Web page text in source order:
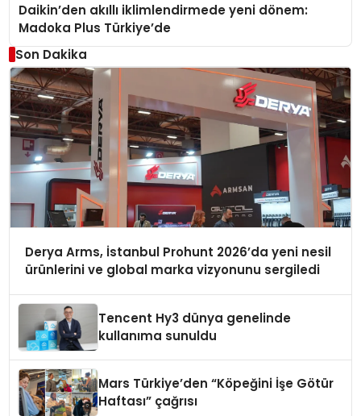
Daikin’den akıllı iklimlendirmede yeni dönem:
Madoka Plus Türkiye’de
Son Dakika
Derya Arms, İstanbul Prohunt 2026’da yeni nesil
ürünlerini ve global marka vizyonunu sergiledi
Tencent Hy3 dünya genelinde
kullanıma sunuldu
Mars Türkiye’den “Köpeğini İşe Götür
Haftası” çağrısı